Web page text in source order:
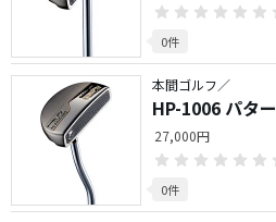
0件
本間ゴルフ／
HP-1006 パター
27,000円
0件